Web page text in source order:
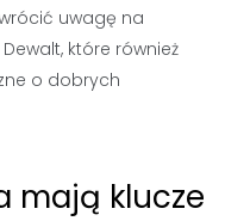
uwagę na
które również
o dobrych
mają klucze